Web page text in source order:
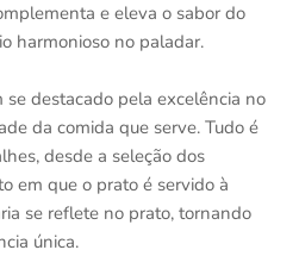
e eleva o sabor do
harmonioso no paladar.
destacado pela excelência no
da comida que serve. Tudo é
desde a seleção dos
em que o prato é servido à
se reflete no prato, tornando
única.